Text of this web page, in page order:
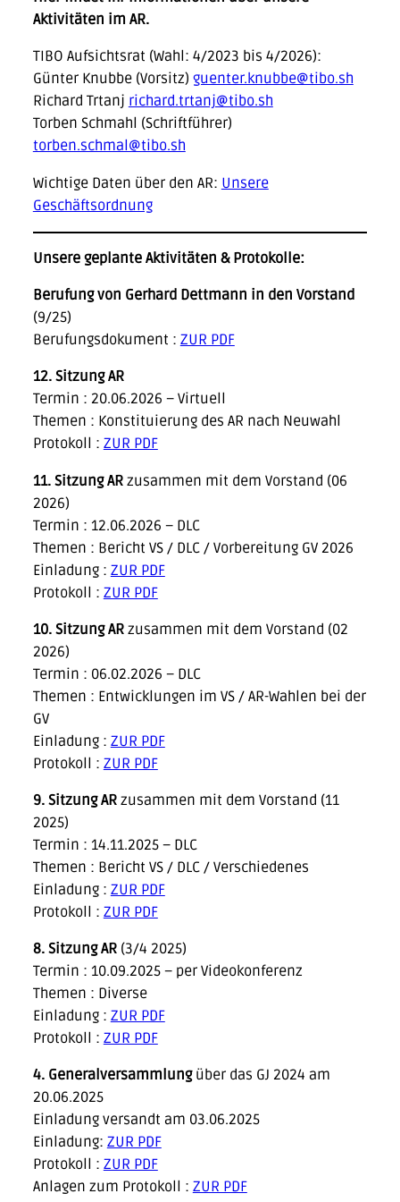
Aktivitäten im AR.
TIBO Aufsichtsrat (Wahl: 4/2023 bis 4/2026):
Günter Knubbe (Vorsitz) guenter.knubbe@tibo.sh
Richard Trtanj richard.trtanj@tibo.sh
Torben Schmahl (Schriftführer)
torben.schmal@tibo.sh
Wichtige Daten über den AR: Unsere
Geschäftsordnung
Unsere geplante Aktivitäten & Protokolle:
Berufung von Gerhard Dettmann in den Vorstand
(9/25)
Berufungsdokument : ZUR PDF
12. Sitzung AR
Termin : 20.06.2026 – Virtuell
Themen : Konstituierung des AR nach Neuwahl
Protokoll : ZUR PDF
11. Sitzung ARzusammen mit dem Vorstand (06
2026)
Termin : 12.06.2026 – DLC
Themen : Bericht VS / DLC / Vorbereitung GV 2026
Einladung : ZUR PDF
Protokoll : ZUR PDF
10. Sitzung ARzusammen mit dem Vorstand (02
2026)
Termin : 06.02.2026 – DLC
Themen : Entwicklungen im VS / AR-Wahlen bei der
GV
Einladung : ZUR PDF
Protokoll : ZUR PDF
9. Sitzung ARzusammen mit dem Vorstand (11
2025)
Termin : 14.11.2025 – DLC
Themen : Bericht VS / DLC / Verschiedenes
Einladung : ZUR PDF
Protokoll : ZUR PDF
8. Sitzung AR(3/4 2025)
Termin : 10.09.2025 – per Videokonferenz
Themen : Diverse
Einladung : ZUR PDF
Protokoll : ZUR PDF
4. Generalversammlungüber das GJ 2024 am
20.06.2025
Einladung versandt am 03.06.2025
Einladung: ZUR PDF
Protokoll : ZUR PDF
Anlagen zum Protokoll : ZUR PDF